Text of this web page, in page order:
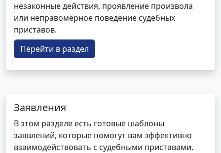
незаконные действия, проявление произвола
или неправомерное поведение судебных
приставов.
Перейти в раздел
Заявления
В этом разделе есть готовые шаблоны
заявлений, которые помогут вам эффективно
взаимодействовать с судебными приставами.